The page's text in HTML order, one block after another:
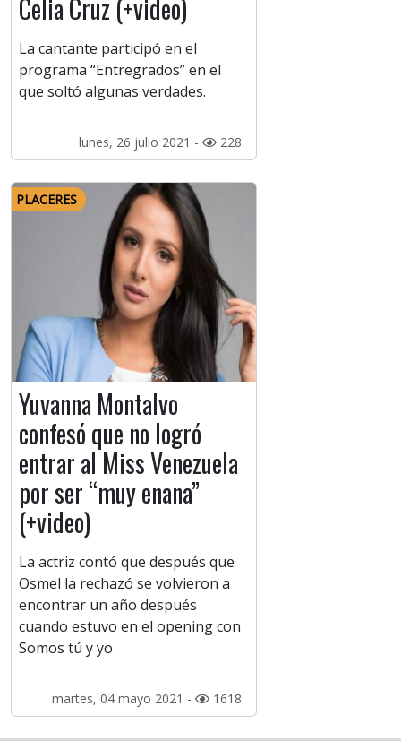
Celia Cruz (+video)
La cantante participó en el
programa “Entregrados” en el
que soltó algunas verdades.
lunes, 26 julio 2021 - 228
PLACERES
Yuvanna Montalvo
confesó que no logró
entrar al Miss Venezuela
por ser “muy enana”
(+video)
La actriz contó que después que
Osmel la rechazó se volvieron a
encontrar un año después
cuando estuvo en el opening con
Somos tú y yo
martes, 04 mayo 2021 - 1618